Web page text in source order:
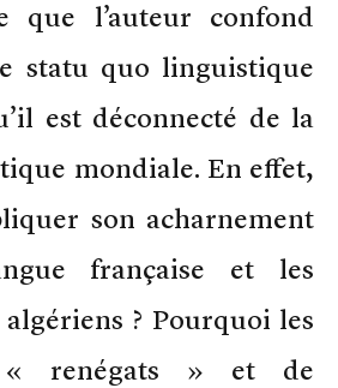
que l’auteur confond
statu quo linguistique
est déconnecté de la
mondiale. En effet,
son acharnement
française et les
? Pourquoi les
renégats » et de